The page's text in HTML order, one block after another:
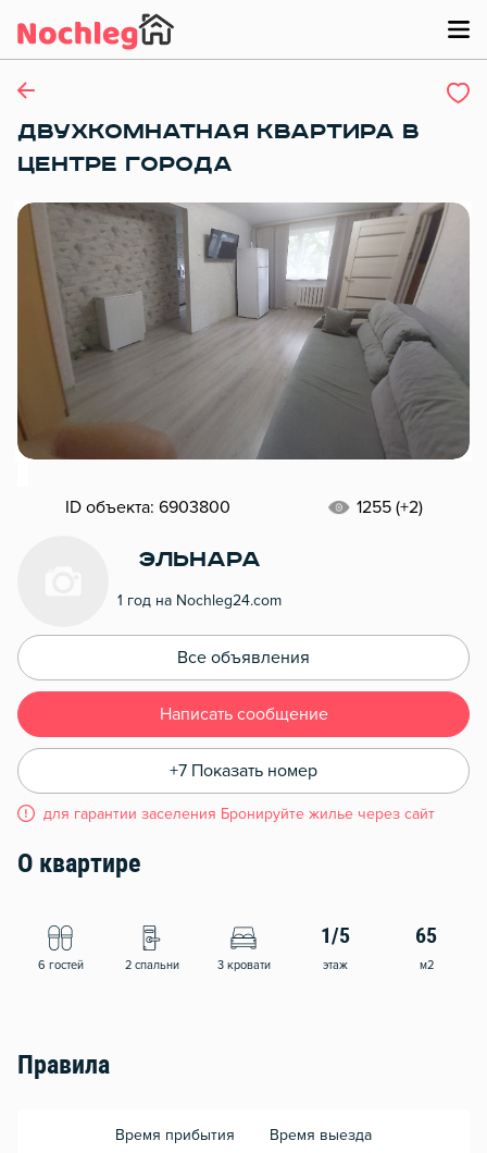
ДВУХКОМНАТНАЯ КВАРТИРА В
ЦЕНТРЕ ГОРОДА
ID объекта: 6903800 1255 (+2)
Эльнара
1 год на Nochleg24.com
Все объявления
Написать сообщение
+7 Показать номер
для гарантии заселения Бронируйте жилье через сайт
О квартире
6 гостей 2 спальни 3 кровати
1/5
этаж
65
м2
Правила
Время прибытия Время выезда